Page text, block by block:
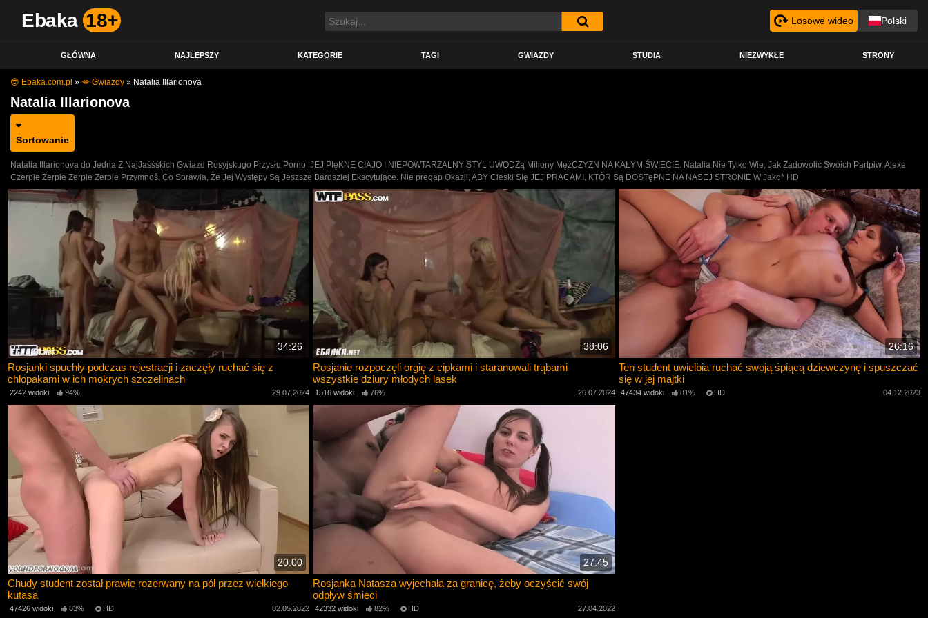
Ebaka 18+ Losowe wideo Polski
GŁÓWNA NAJLEPSZY KATEGORIE TAGI GWIAZDY STUDIA NIEZWYKŁE STRONY
😎 Ebaka.com.pl » 💋 Gwiazdy » Natalia Illarionova
Natalia Illarionova
Sortowanie
Natalia Illarionova do Jedna Z NajJaśśśkich Gwiazd Rosyjskugo Przysłu Porno. JEJ PIęKNE CIAJO I NIEPOWTARZALNY STYL UWODZą Miliony MężCZYZN NA KAŁYM ŚWIECIE. Natalia Nie Tylko Wie, Jak Zadowolić Swoich Partpiw, Alexe
Czerpie Zerpie Zerpie Zerpie Przymnoš, Co Sprawia, Że Jej Występy Są Jeszsze Bardsziej Ekscytujące. Nie pregap Okazji, ABY Cieski SIę JEJ PRACAMI, KTÓR Są DOSTęPNE NA NASEJ STRONIE W Jako* HD
34:26
Rosjanki spuchły podczas rejestracji i zaczęły ruchać się z
chłopakami w ich mokrych szczelinach
2242 widoki 94% 29.07.2024
38:06
Rosjanie rozpoczęli orgię z cipkami i staranowali trąbami
wszystkie dziury młodych lasek
1516 widoki 76% 26.07.2024
26:16
Ten student uwielbia ruchać swoją śpiącą dziewczynę i spuszczać
się w jej majtki
47434 widoki 81% HD 04.12.2023
20:00
Chudy student został prawie rozerwany na pół przez wielkiego
kutasa
47426 widoki 83% HD 02.05.2022
27:45
Rosjanka Natasza wyjechała za granicę, żeby oczyścić swój
odpływ śmieci
42332 widoki 82% HD 27.04.2022